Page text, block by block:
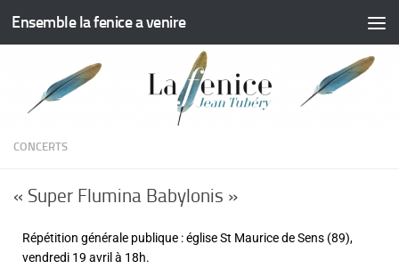
Skip to content
Ensemble la fenice a venire
CONCERTS
« Super Flumina Babylonis »
Répétition générale publique : église St Maurice de Sens (89),
vendredi 19 avril à 18h.